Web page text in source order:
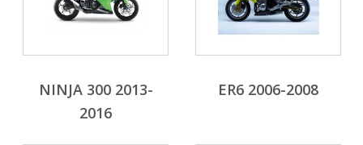
NINJA 300 2013-
2016
ER6 2006-2008